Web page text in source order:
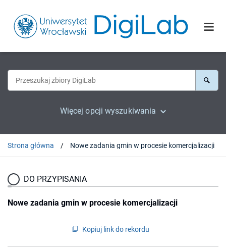
Więcej opcji wyszukiwania
Strona główna Nowe zadania gmin w procesie komercjalizacji
DO PRZYPISANIA
Nowe zadania gmin w procesie komercjalizacji
Kopiuj link do rekordu